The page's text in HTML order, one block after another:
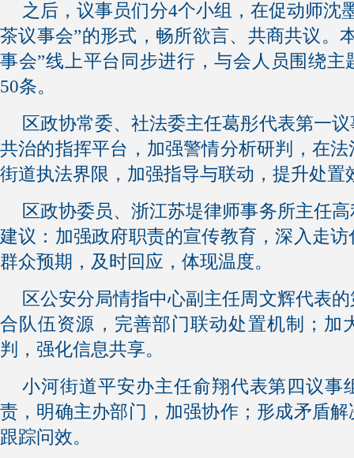
之后，议事员们分4个小组，在促动师沈
茶议事会”的形式，畅所欲言、共商共议。
事会”线上平台同步进行，与会人员围绕主
50条。
区政协常委、社法委主任葛彤代表第一
共治的指挥平台，加强警情分析研判，在
街道执法界限，加强指导与联动，提升处置
区政协委员、浙江苏堤律师事务所主任
建议：加强政府职责的宣传教育，深入走
群众预期，及时回应，体现温度。
区公安分局情指中心副主任周文辉代表
合队伍资源，完善部门联动处置机制；加
判，强化信息共享。
小河街道平安办主任俞翔代表第四议事
责，明确主办部门，加强协作；形成矛盾
跟踪问效。